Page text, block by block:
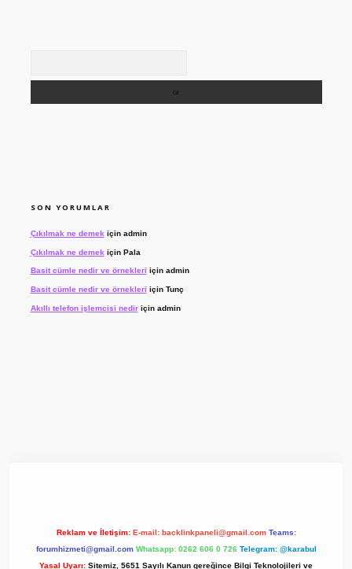
SON YORUMLAR
Çıkılmak ne demek için admin
Çıkılmak ne demek için Pala
Basit cümle nedir ve örnekleri için admin
Basit cümle nedir ve örnekleri için Tunç
Akıllı telefon işlemcisi nediriçin admin
Reklam ve İletişim: E-mail: backlinkpaneli@gmail.com Teams:
forumhizmeti@gmail.com Whatsapp: 0262 606 0 726 Telegram: @karabul
Yasal Uyarı: Sitemiz, 5651 Sayılı Kanun gereğince Bilgi Teknolojileri ve